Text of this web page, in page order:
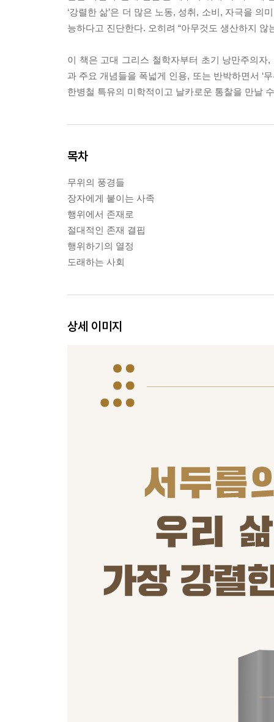
‘강렬한 삶’은 더 많은 노동, 성취, 소비, 자극을 의
능하다고 진단한다. 오히려 “아무것도 생산하지 않
이 책은 고대 그리스 철학자부터 초기 낭만주의
과 주요 개념들을 폭넓게 인용, 또는 반박하면서 ‘
한병철 특유의 미학적이고 날카로운 통찰을 만날
목차
무위의 풍경들
장자에게 붙이는 사족
행위에서 존재로
절대적인 존재 결핍
행위하기의 열정
도래하는 사회
상세 이미지